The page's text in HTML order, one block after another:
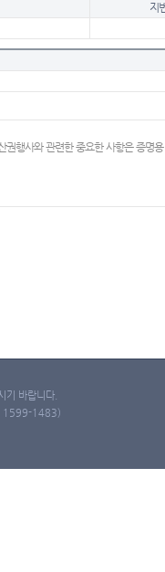
지
행사와 관련한 중요한 사항은 증명
기 바랍니다.
: 1599-1483)